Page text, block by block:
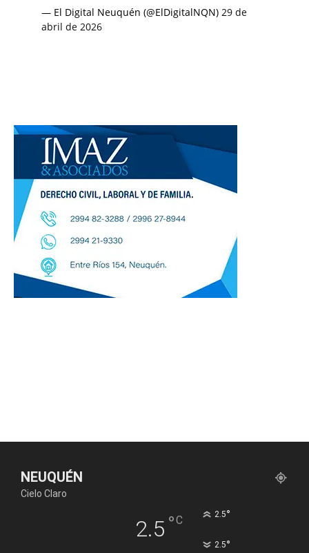
— El Digital Neuquén (@ElDigitalNQN) 29 de
abril de 2026
NEUQUÉN
Cielo Claro
2.5 °C 2.5°
2.5°